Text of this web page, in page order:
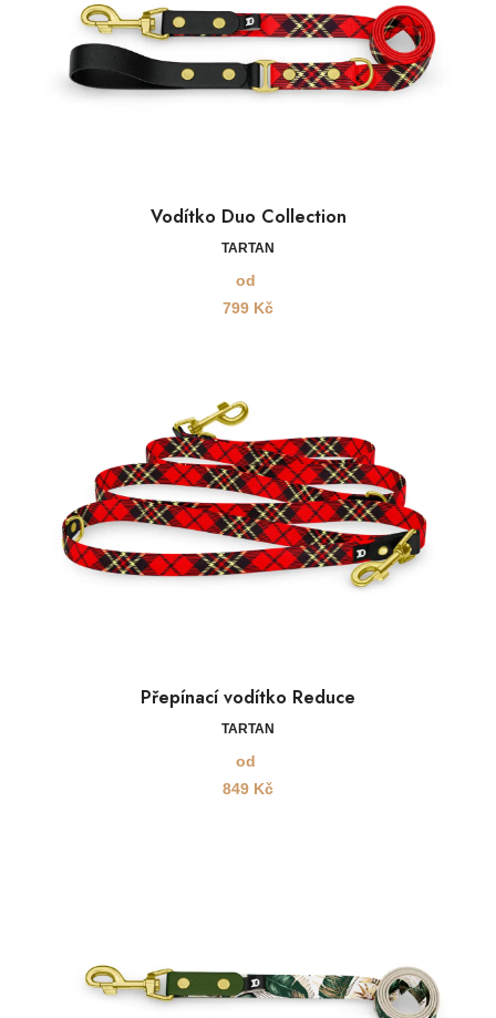
Vodítko Duo Collection
TARTAN
od
799 Kč
Přepínací vodítko Reduce
TARTAN
od
849 Kč